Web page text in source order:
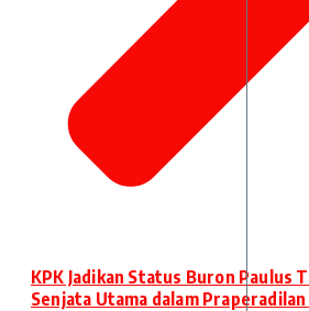
KPK Jadikan Status Buron Paulus
Senjata Utama dalam Praperadilan